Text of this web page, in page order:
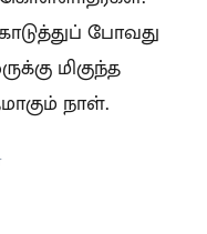
போவது
மிகுந்த
நாள்.